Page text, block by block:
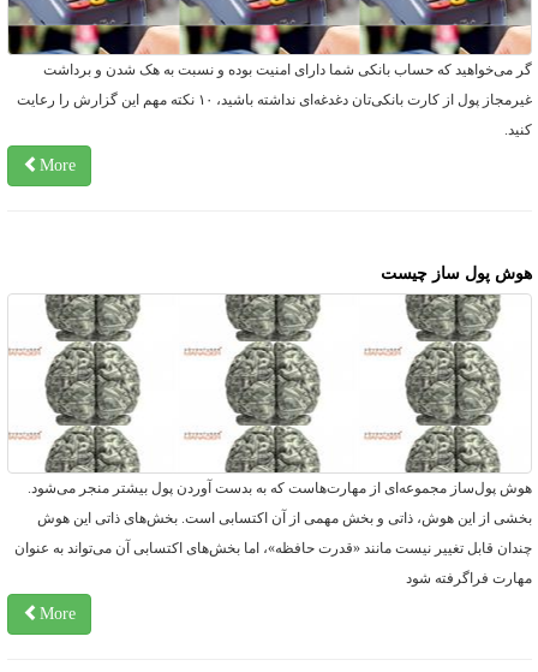
می‌خواهید که حساب بانکی شما دارای امنیت بوده و نسبت به هک شدن و برداشت
غیرمجاز پول از کارت بانکی‌تان دغدغه‌ای نداشته باشید، ۱۰ نکته مهم این گزارش را رعایت
More
پول ساز چیست
پول‌ساز مجموعه‌ای از مهارت‌هاست که به بدست آوردن پول بیشتر منجر می‌شود.
از این هوش، ذاتی و بخش مهمی از آن اکتسابی است. بخش‌های ذاتی این هوش
قابل تغییر نیست مانند «قدرت حافظه»، اما بخش‌های اکتسابی آن می‌تواند به عنوان
فراگرفته شود
More